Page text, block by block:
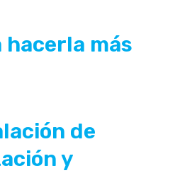
hacerla más
de
y